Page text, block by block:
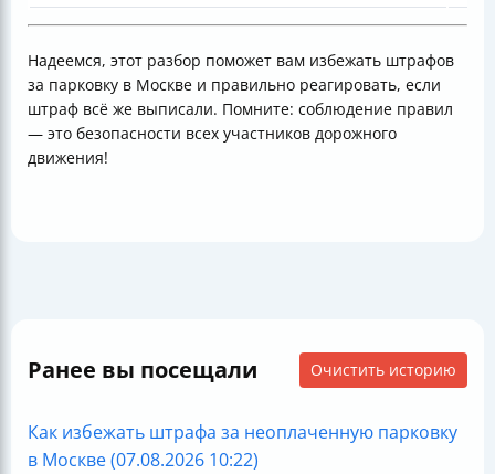
Надеемся, этот разбор поможет вам избежать штрафов
за парковку в Москве и правильно реагировать, если
штраф всё же выписали. Помните: соблюдение правил
— это безопасности всех участников дорожного
движения!
Ранее вы посещали Очистить историю
Как избежать штрафа за неоплаченную парковку
в Москве (07.08.2026 10:22)